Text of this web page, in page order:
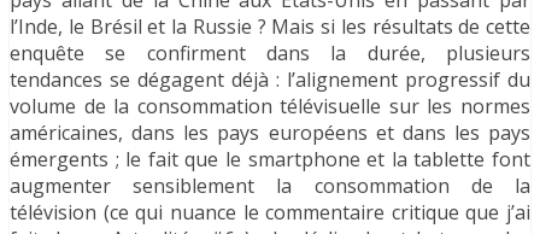
l’Inde, le Brésil et la Russie ? Mais si les résultats de cette
enquête se confirment dans la durée, plusieurs
tendances se dégagent déjà : l’alignement progressif du
volume de la consommation télévisuelle sur les normes
américaines, dans les pays européens et dans les pays
émergents ; le fait que le smartphone et la tablette font
augmenter sensiblement la consommation de la
télévision (ce qui nuance le commentaire critique que j’ai